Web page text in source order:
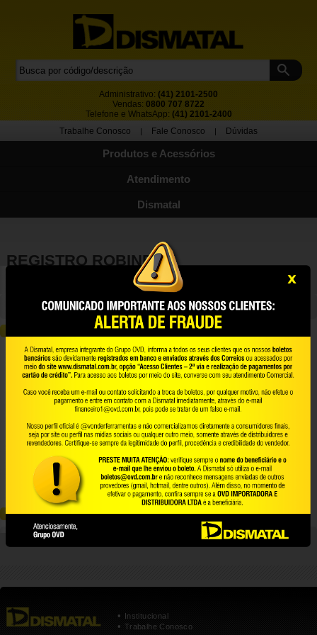
Administrativo: (41) 2101-2500
Vendas: 0800 707 8722
Telefone e WhatsApp: (41) 2101-2400
Trabalhe Conosco
| Fale Conosco | Dúvidas
Produtos e Acessórios
Atendimento
Dismatal
REGISTRO ROBINETE
VOLTAR
| Máquinas operatrizes, motores, compressores e bombas
ATÉ 3 PRODUTOS
Página: 1
Torneira de encaixe rápido, fixoflex 6
51.50.000.106
COMPARE
Página: 1
COMPARAR
• Institucional
• Trabalhe Conosco